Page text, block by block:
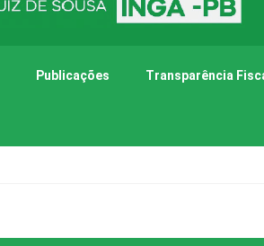
Publicações Transparência